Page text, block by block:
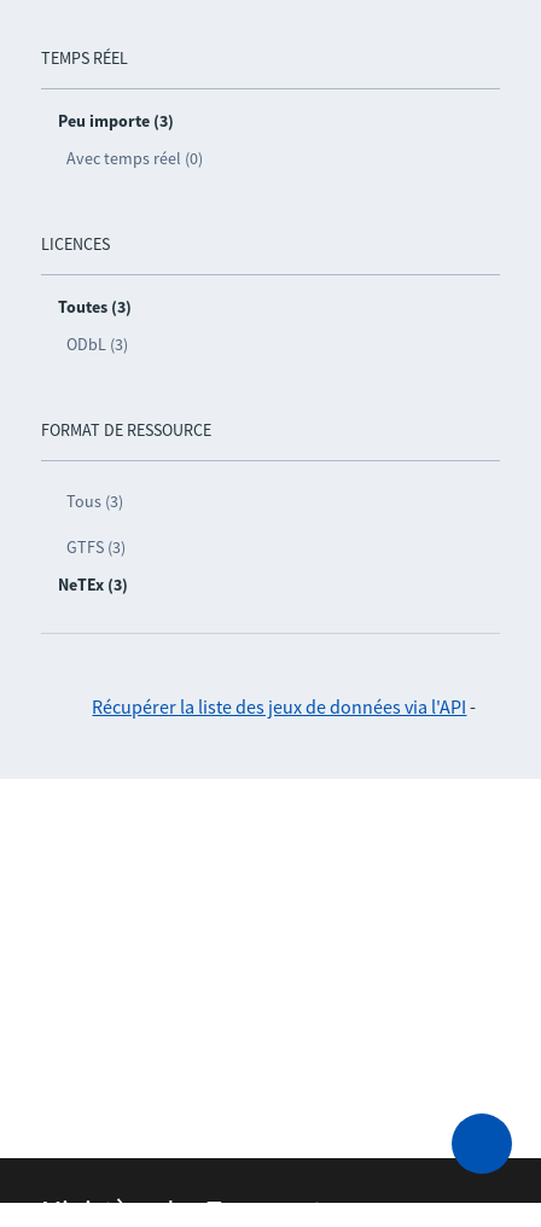
TEMPS RÉEL
Peu importe (3)
Avec temps réel (0)
LICENCES
Toutes (3)
ODbL (3)
FORMAT DE RESSOURCE
Tous (3)
GTFS (3)
NeTEx (3)
Récupérer la liste des jeux de données via l'API -
Ministère des Transports